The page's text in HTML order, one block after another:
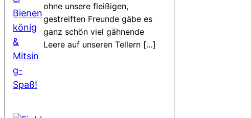
ohne unsere fleißigen,
gestreiften Freunde gäbe es
ganz schön viel gähnende
Leere auf unseren Tellern […]